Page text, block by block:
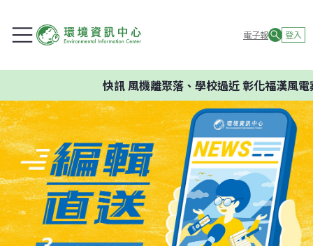
電子報 登入
快訊風機離聚落、學校過近 彰化福漢風電